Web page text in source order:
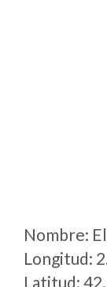
Nombre:
Longitud:
Latitud: